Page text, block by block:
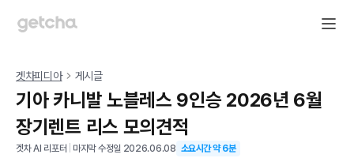
겟차피디아 게시글
기아 카니발 노블레스 9인승 2026년 6월
장기렌트 리스 모의견적
겟차 AI 리포터 마지막 수정일 2026.06.08 소요시간 약6분